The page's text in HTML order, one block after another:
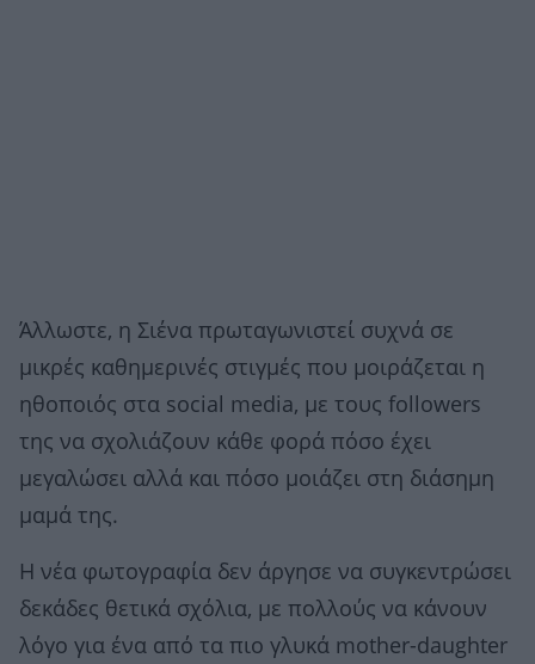
Άλλωστε, η Σιένα πρωταγωνιστεί συχνά σε
μικρές καθημερινές στιγμές που μοιράζεται η
ηθοποιός στα social media, με τους followers
της να σχολιάζουν κάθε φορά πόσο έχει
μεγαλώσει αλλά και πόσο μοιάζει στη διάσημη
μαμά της.
Η νέα φωτογραφία δεν άργησε να συγκεντρώσει
δεκάδες θετικά σχόλια, με πολλούς να κάνουν
λόγο για ένα από τα πιο γλυκά mother-daughter